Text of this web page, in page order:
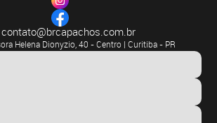
contato@brcapachos.com.br
Helena Dionyzio, 40 - Centro | Curitiba - PR